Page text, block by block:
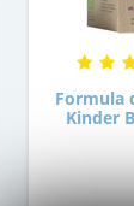
Formula
Kinder